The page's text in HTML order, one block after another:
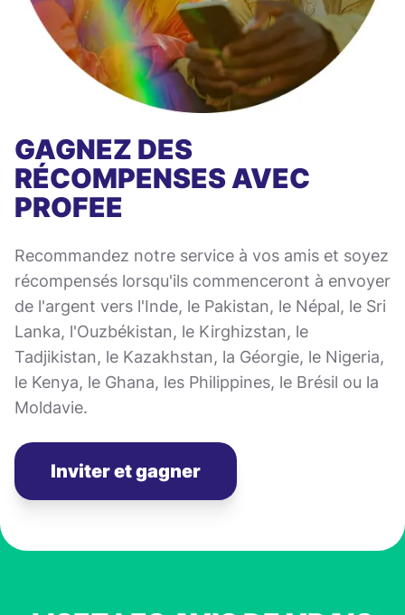
GAGNEZ DES
RÉCOMPENSES AVEC
PROFEE
Recommandez notre service à vos amis et soyez
récompensés lorsqu'ils commenceront à envoyer
de l'argent vers l'Inde, le Pakistan, le Népal, le Sri
Lanka, l'Ouzbékistan, le Kirghizstan, le
Tadjikistan, le Kazakhstan, la Géorgie, le Nigeria,
le Kenya, le Ghana, les Philippines, le Brésil ou la
Moldavie.
Inviter et gagner